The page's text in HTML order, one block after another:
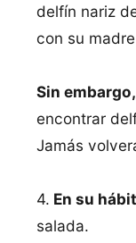
delfín nariz
con su
Sin
encontrar
Jamás
4. En su
salada.